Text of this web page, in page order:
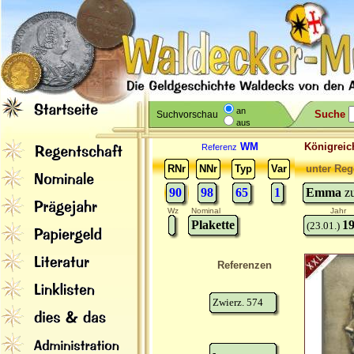
Suchvorschau
an
aus
Suche
Referenz WM
RNr
NNr Typ Var
90 98 65 1
unter
Emma
Wz Nominal Jahr
Plakette (23.01.)
Referenzen
Zwierz. 574